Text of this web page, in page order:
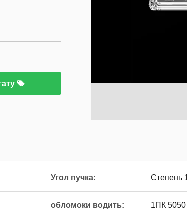
Угол пучка: Степень
обломоки водить: 1ПК 5050